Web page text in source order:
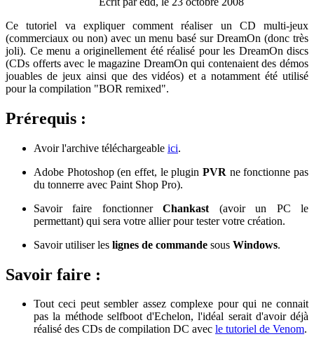
Ce tutoriel va expliquer comment réaliser un CD multi-jeux
(commerciaux ou non) avec un menu basé sur DreamOn (donc très
joli). Ce menu a originellement été réalisé pour les DreamOn discs
(CDs offerts avec le magazine DreamOn qui contenaient des démos
jouables de jeux ainsi que des vidéos) et a notamment été utilisé
pour la compilation "BOR remixed".
Prérequis :
Avoir l'archive téléchargeable ici.
Adobe Photoshop (en effet, le plugin PVR ne fonctionne pas
du tonnerre avec Paint Shop Pro).
Savoir faire fonctionnerChankast (avoir un PC le
permettant) qui sera votre allier pour tester votre création.
Savoir utiliser les lignes de commande sous Windows.
Savoir faire :
Tout ceci peut sembler assez complexe pour qui ne connait
pas la méthode selfboot d'Echelon, l'idéal serait d'avoir déjà
réalisé des CDs de compilation DC avec le tutoriel de Venom.